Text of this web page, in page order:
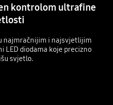
kontrolom ultrafine
najmračnijim i najsvjetlijim
LED diodama koje precizno
svjetlo.